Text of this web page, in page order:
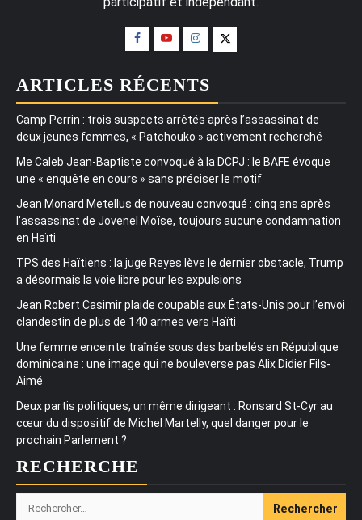
ARTICLES RÉCENTS
Camp Perrin : trois suspects arrêtés après l’assassinat de
deux jeunes femmes, « Patchouko » activement recherché
Me Caleb Jean-Baptiste convoqué à la DCPJ : le BAFE évoque
une « enquête en cours » sans préciser le motif
Jean Monard Metellus de nouveau convoqué : cinq ans après
l’assassinat de Jovenel Moïse, toujours aucune condamnation
en Haïti
TPS des Haïtiens : la juge Reyes lève le dernier obstacle, Trump
a désormais la voie libre pour les expulsions
Jean Robert Casimir plaide coupable aux États-Unis pour l’envoi
clandestin de plus de 140 armes vers Haïti
Une femme enceinte traînée sous des barbelés en République
dominicaine : une image qui ne bouleverse pas Alix Didier Fils-
Aimé
Deux partis politiques, un même dirigeant : Ronsard St-Cyr au
cœur du dispositif de Michel Martelly, quel danger pour le
prochain Parlement ?
RECHERCHE
Rechercher :